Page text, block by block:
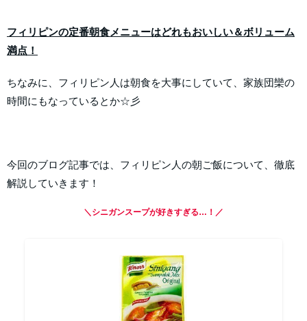
フィリピンの定番朝食メニューはどれもおいしい＆ボリューム
満点！
ちなみに、フィリピン人は朝食を大事にしていて、家族団欒の
時間にもなっているとか☆彡
今回のブログ記事では、フィリピン人の朝ご飯について、徹底
解説していきます！
＼シニガンスープが好きすぎる…！／